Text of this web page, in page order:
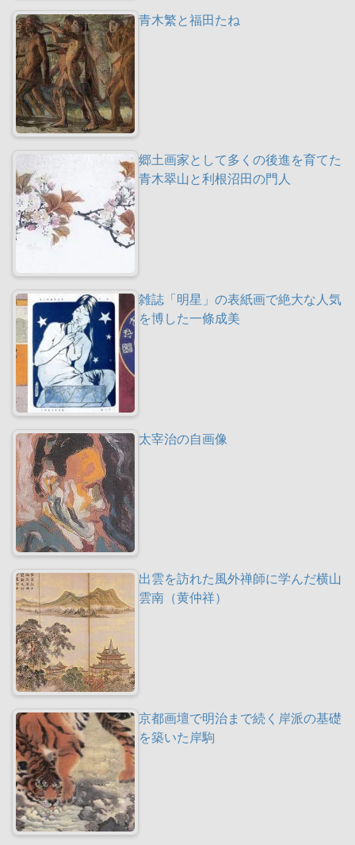
青木繁と福田たね
郷土画家として多くの後進を育てた
青木翠山と利根沼田の門人
雑誌「明星」の表紙画で絶大な人気
を博した一條成美
太宰治の自画像
出雲を訪れた風外禅師に学んだ横山
雲南（黄仲祥）
京都画壇で明治まで続く岸派の基礎
を築いた岸駒